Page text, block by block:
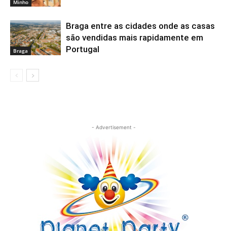
Minho
Braga
Braga entre as cidades onde as casas
são vendidas mais rapidamente em
Portugal
- Advertisement -